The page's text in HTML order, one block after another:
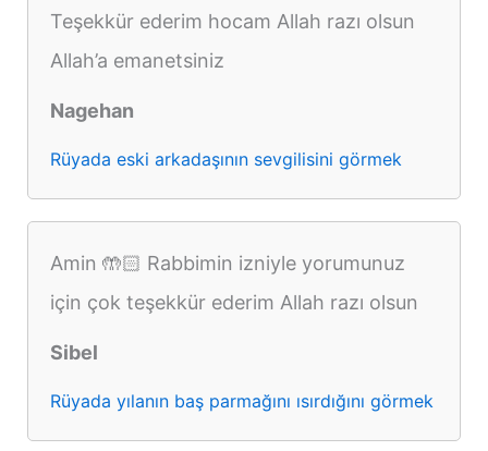
Teşekkür ederim hocam Allah razı olsun
Allah’a emanetsiniz
Nagehan
Rüyada eski arkadaşının sevgilisini görmek
Amin 🤲🏻 Rabbimin izniyle yorumunuz
için çok teşekkür ederim Allah razı olsun
Sibel
Rüyada yılanın baş parmağını ısırdığını görmek